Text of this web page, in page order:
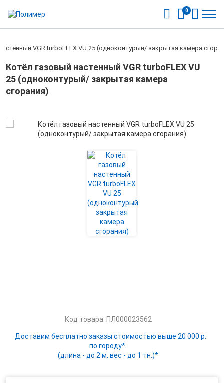
0
VGR turboFLEX VU 25 (одноконтурый/ закрытая камера
Котёл газовый настенный VGR turboFLEX VU
25 (одноконтурый/ закрытая камера
сгорания)
Код товара: ПЛ000023562
Доставим бесплатно заказы стоимостью выше 20 000 р.
по городу*.
(длина - до 2 м, вес - до 1 тн.)*